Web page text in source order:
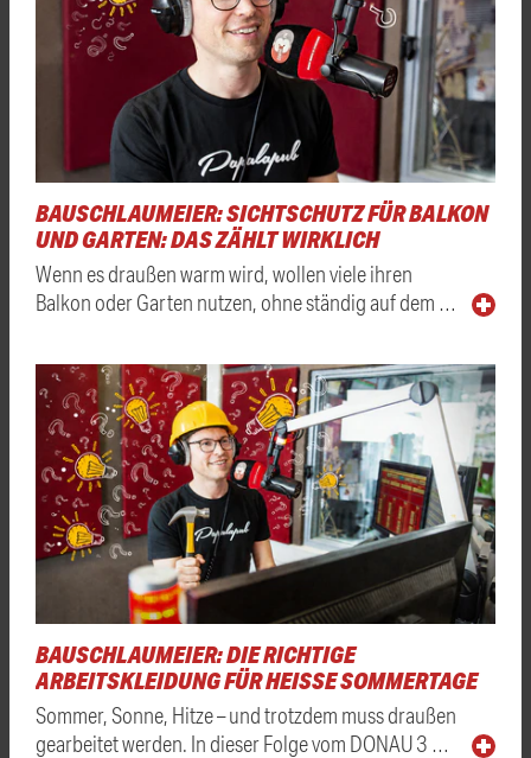
BAUSCHLAUMEIER: SICHTSCHUTZ FÜR BALKON
UND GARTEN: DAS ZÄHLT WIRKLICH
Wenn es draußen warm wird, wollen viele ihren
Balkon oder Garten nutzen, ohne ständig auf dem …
BAUSCHLAUMEIER: DIE RICHTIGE
ARBEITSKLEIDUNG FÜR HEISSE SOMMERTAGE
Sommer, Sonne, Hitze – und trotzdem muss draußen
gearbeitet werden. In dieser Folge vom DONAU 3 …